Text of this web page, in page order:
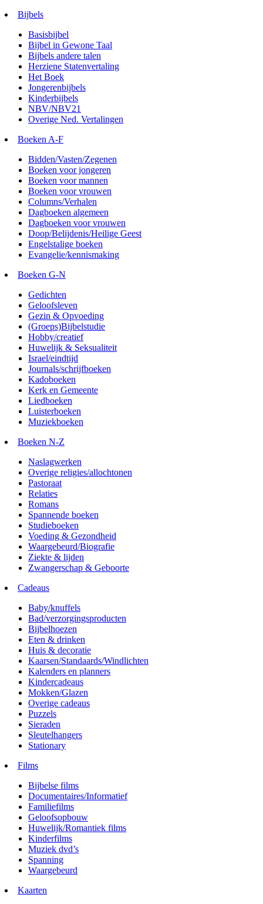
Bijbels
Basisbijbel
Bijbel in Gewone Taal
Bijbels andere talen
Herziene Statenvertaling
Het Boek
Jongerenbijbels
Kinderbijbels
NBV/NBV21
Overige Ned. Vertalingen
Boeken A-F
Bidden/Vasten/Zegenen
Boeken voor jongeren
Boeken voor mannen
Boeken voor vrouwen
Columns/Verhalen
Dagboeken algemeen
Dagboeken voor vrouwen
Doop/Belijdenis/Heilige Geest
Engelstalige boeken
Evangelie/kennismaking
Boeken G-N
Gedichten
Geloofsleven
Gezin & Opvoeding
(Groeps)Bijbelstudie
Hobby/creatief
Huwelijk & Seksualiteit
Israel/eindtijd
Journals/schrijfboeken
Kadoboeken
Kerk en Gemeente
Liedboeken
Luisterboeken
Muziekboeken
Boeken N-Z
Naslagwerken
Overige religies/allochtonen
Pastoraat
Relaties
Romans
Spannende boeken
Studieboeken
Voeding & Gezondheid
Waargebeurd/Biografie
Ziekte & lijden
Zwangerschap & Geboorte
Cadeaus
Baby/knuffels
Bad/verzorgingsproducten
Bijbelhoezen
Eten & drinken
Huis & decoratie
Kaarsen/Standaards/Windlichten
Kalenders en planners
Kindercadeaus
Mokken/Glazen
Overige cadeaus
Puzzels
Sieraden
Sleutelhangers
Stationary
Films
Bijbelse films
Documentaires/Informatief
Familiefilms
Geloofsopbouw
Huwelijk/Romantiek films
Kinderfilms
Muziek dvd’s
Spanning
Waargebeurd
Kaarten